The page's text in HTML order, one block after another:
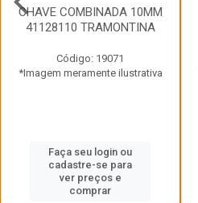
CHAVE COMBINADA 10MM
41128110 TRAMONTINA
Código: 19071
*Imagem meramente ilustrativa
Faça seu login ou
cadastre-se para
ver preços e
comprar